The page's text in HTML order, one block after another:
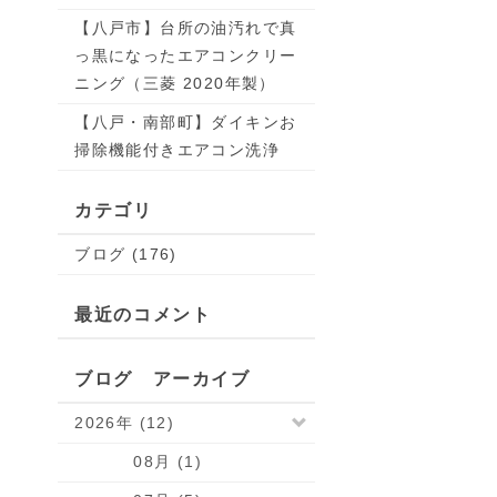
【八戸市】台所の油汚れで真
っ黒になったエアコンクリー
ニング（三菱 2020年製）
【八戸・南部町】ダイキンお
掃除機能付きエアコン洗浄
カテゴリ
ブログ (176)
最近のコメント
ブログ アーカイブ
2026年 (12)
08月 (1)